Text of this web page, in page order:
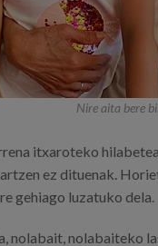
Nire aita bere
itxaroteko
ez dituenak.
gehiago luzatuko dela.
nolabait, nolabaiteko